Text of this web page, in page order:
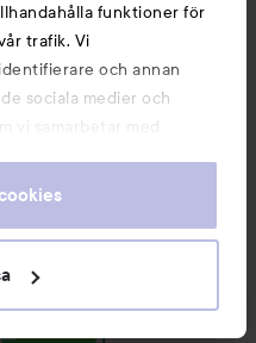
funktioner för
trafik. Vi
och annan
sociala medier och
vi samarbetar med.
eller som de har
av vår webbplats.
ändra inställningarna för